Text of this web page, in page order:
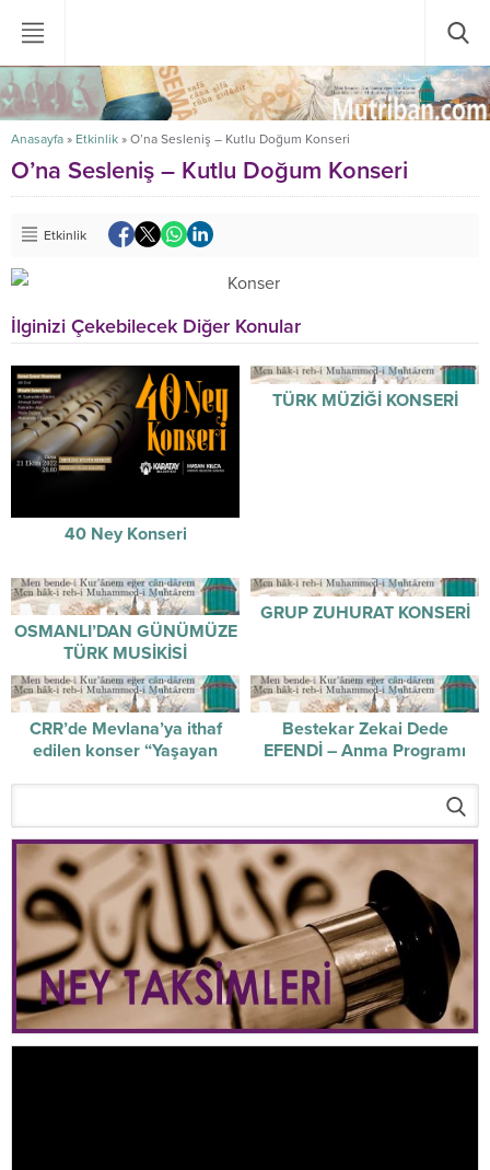
Anasayfa » Etkinlik » O’na Sesleniş – Kutlu Doğum Konseri
O’na Sesleniş – Kutlu Doğum Konseri
Etkinlik
İlginizi Çekebilecek Diğer Konular
40 Ney Konseri
TÜRK MÜZİĞİ KONSERİ
OSMANLI’DAN GÜNÜMÜZE
TÜRK MUSİKİSİ
GRUP ZUHURAT KONSERİ
CRR’de Mevlana’ya ithaf
edilen konser “Yaşayan
Bestekar Zekai Dede
EFENDİ – Anma Programı